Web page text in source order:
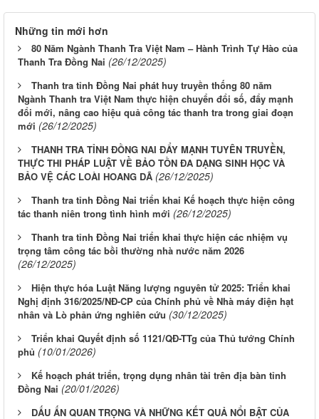
Những tin mới hơn
80 Năm Ngành Thanh Tra Việt Nam – Hành Trình Tự Hào của
Thanh Tra Đồng Nai (26/12/2025)
Thanh tra tỉnh Đồng Nai phát huy truyền thống 80 năm
Ngành Thanh tra Việt Nam thực hiện chuyển đổi số, đẩy mạnh
đổi mới, nâng cao hiệu quả công tác thanh tra trong giai đoạn
mới (26/12/2025)
THANH TRA TỈNH ĐỒNG NAI ĐẨY MẠNH TUYÊN TRUYỀN,
THỰC THI PHÁP LUẬT VỀ BẢO TỒN ĐA DẠNG SINH HỌC VÀ
BẢO VỆ CÁC LOÀI HOANG DÃ (26/12/2025)
Thanh tra tỉnh Đồng Nai triển khai Kế hoạch thực hiện công
tác thanh niên trong tình hình mới (26/12/2025)
Thanh tra tỉnh Đồng Nai triển khai thực hiện các nhiệm vụ
trọng tâm công tác bồi thường nhà nước năm 2026
(26/12/2025)
Hiện thực hóa Luật Năng lượng nguyên tử 2025: Triển khai
Nghị định 316/2025/NĐ-CP của Chính phủ về Nhà máy điện hạt
nhân và Lò phản ứng nghiên cứu (30/12/2025)
Triển khai Quyết định số 1121/QĐ-TTg của Thủ tướng Chính
phủ (10/01/2026)
Kế hoạch phát triển, trọng dụng nhân tài trên địa bàn tỉnh
Đồng Nai (20/01/2026)
DẤU ẤN QUAN TRỌNG VÀ NHỮNG KẾT QUẢ NỔI BẬT CỦA